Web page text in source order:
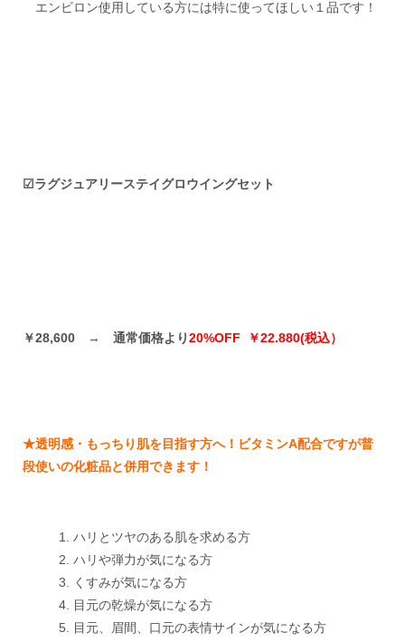
エンビロン使用している方には特に使ってほしい１品です！
☑ラグジュアリーステイグロウイングセット
￥28,600 →通常価格より20%OFF ￥22.880(税込）
★透明感・もっちり肌を目指す方へ！ビタミンA配合ですが普
段使いの化粧品と併用できます！
ハリとツヤのある肌を求める方
ハリや弾力が気になる方
くすみが気になる方
目元の乾燥が気になる方
目元、眉間、口元の表情サインが気になる方